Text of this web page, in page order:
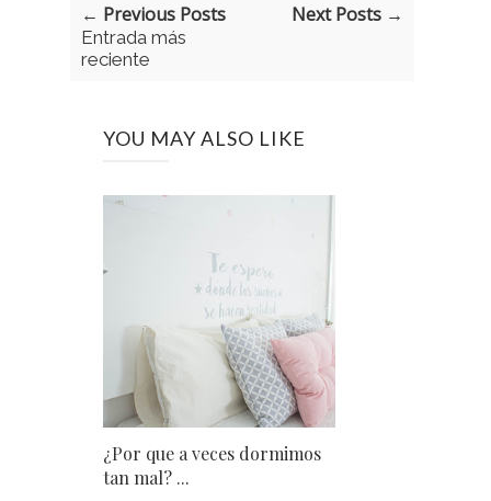
← Previous Posts
Entrada más
reciente
Next Posts →
YOU MAY ALSO LIKE
¿Por que a veces dormimos
tan mal? ...